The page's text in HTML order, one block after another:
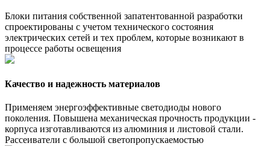
Блоки питания собственной запатентованной разработки
спроектированы с учетом технического состояния
электрических сетей и тех проблем, которые возникают в
процессе работы освещения
Качество и надежность материалов
Применяем энергоэффективные светодиоды нового
поколения. Повышена механическая прочность продукции -
корпуса изготавливаются из алюминия и листовой стали.
Рассеиватели с большой светопропускаемостью